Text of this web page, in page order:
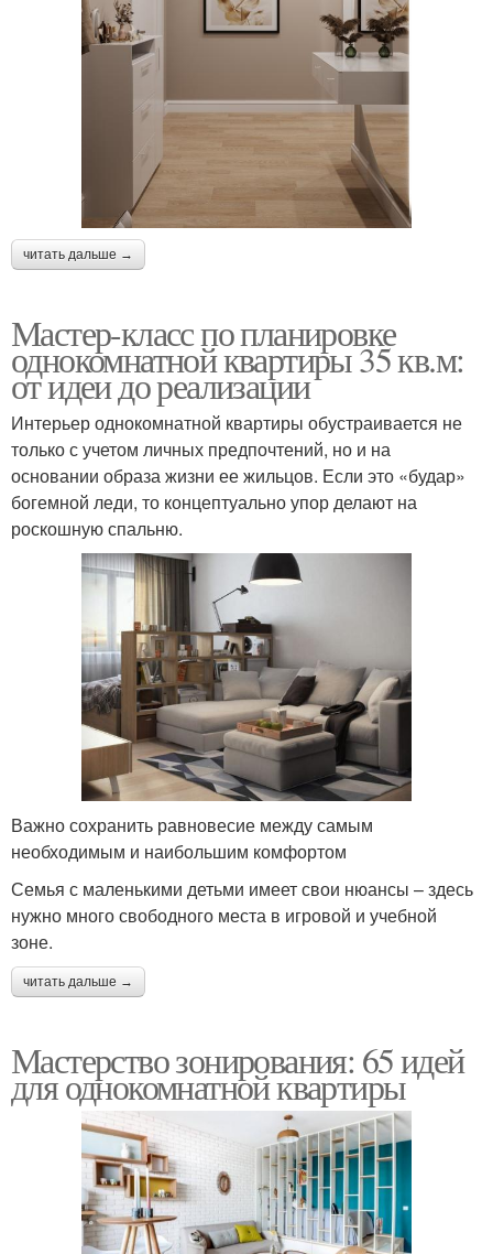
читать дальше →
Мастер-класс по планировке
однокомнатной квартиры 35 кв.м:
от идеи до реализации
Интерьер однокомнатной квартиры обустраивается не
только с учетом личных предпочтений, но и на
основании образа жизни ее жильцов. Если это «будар»
богемной леди, то концептуально упор делают на
роскошную спальню.
Важно сохранить равновесие между самым
необходимым и наибольшим комфортом
Семья с маленькими детьми имеет свои нюансы – здесь
нужно много свободного места в игровой и учебной
зоне.
читать дальше →
Мастерство зонирования: 65 идей
для однокомнатной квартиры